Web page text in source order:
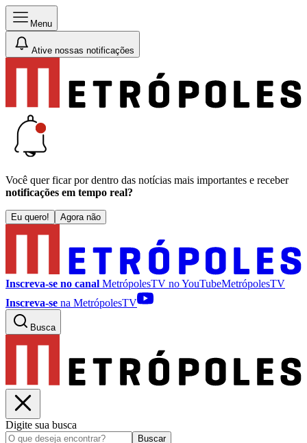
Menu
Ative nossas notificações
Você quer ficar por dentro das notícias mais importantes e receber
notificações em tempo real?
Eu quero! Agora não
Inscreva-se no canal MetrópolesTV noYouTubeMetrópolesTV
Inscreva-se na MetrópolesTV
Busca
Digite sua busca
Buscar